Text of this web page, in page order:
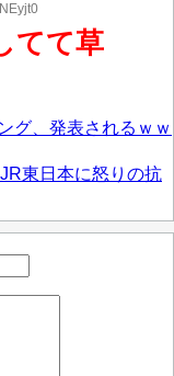
てて草
グ、発表されるｗｗ
東日本に怒りの抗